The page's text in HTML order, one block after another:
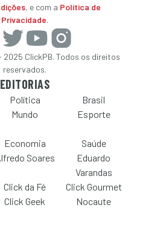
, e com a Política de
Privacidade.
ClickPB. Todos os direitos
reservados.
EDITORIAS
Política
Brasil
Mundo Esporte
Economia
Saúde
Soares
Eduardo
Varandas
Click da Fé
Click Gourmet
Click Geek Nocaute